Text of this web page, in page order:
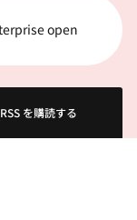
open
RSS を購読する